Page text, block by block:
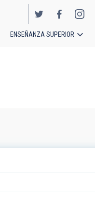
ENSEÑANZA SUPERIOR